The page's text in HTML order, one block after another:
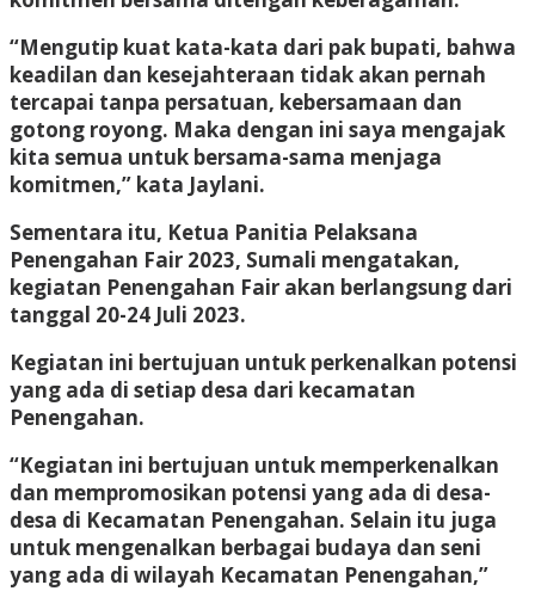
“Mengutip kuat kata-kata dari pak bupati, bahwa
keadilan dan kesejahteraan tidak akan pernah
tercapai tanpa persatuan, kebersamaan dan
gotong royong. Maka dengan ini saya mengajak
kita semua untuk bersama-sama menjaga
komitmen,” kata Jaylani.
Sementara itu, Ketua Panitia Pelaksana
Penengahan Fair 2023, Sumali mengatakan,
kegiatan Penengahan Fair akan berlangsung dari
tanggal 20-24 Juli 2023.
Kegiatan ini bertujuan untuk perkenalkan potensi
yang ada di setiap desa dari kecamatan
Penengahan.
“Kegiatan ini bertujuan untuk memperkenalkan
dan mempromosikan potensi yang ada di desa-
desa di Kecamatan Penengahan. Selain itu juga
untuk mengenalkan berbagai budaya dan seni
yang ada di wilayah Kecamatan Penengahan,”